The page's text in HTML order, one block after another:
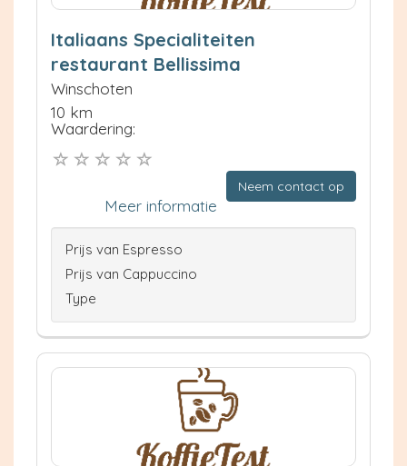
Italiaans Specialiteiten
restaurant Bellissima
Winschoten
10 km
Waardering:
Neem contact op
Meer informatie
Prijs van Espresso
Prijs van Cappuccino
Type